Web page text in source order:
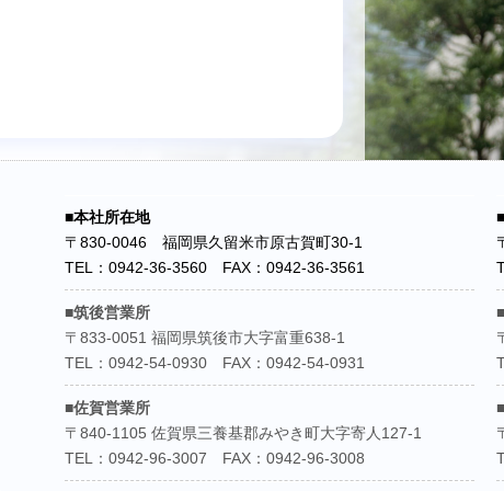
■本社所在地
〒830-0046 福岡県久留米市原古賀町30-1
TEL：0942-36-3560 FAX：0942-36-3561
■筑後営業所
〒833-0051 福岡県筑後市大字富重638-1
TEL：0942-54-0930 FAX：0942-54-0931
■佐賀営業所
〒840-1105 佐賀県三養基郡みやき町大字寄人127-1
TEL：0942-96-3007 FAX：0942-96-3008